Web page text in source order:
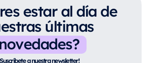
estar al día de
últimas
novedades?
a nuestra newsletter!